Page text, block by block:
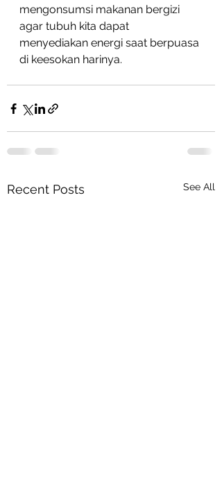
mengonsumsi makanan bergizi
agar tubuh kita dapat
menyediakan energi saat berpuasa
di keesokan harinya.
Recent Posts See All